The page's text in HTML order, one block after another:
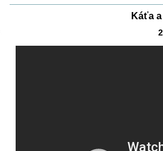
Káťa